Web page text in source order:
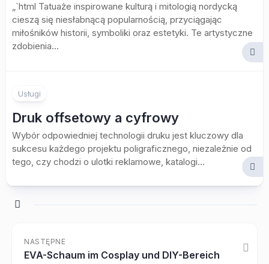
„`html Tatuaże inspirowane kulturą i mitologią nordycką
cieszą się niesłabnącą popularnością, przyciągając
miłośników historii, symboliki oraz estetyki. Te artystyczne
zdobienia...
Usługi
Druk offsetowy a cyfrowy
Wybór odpowiedniej technologii druku jest kluczowy dla
sukcesu każdego projektu poligraficznego, niezależnie od
tego, czy chodzi o ulotki reklamowe, katalogi...
NASTĘPNE
EVA-Schaum im Cosplay und DIY-Bereich